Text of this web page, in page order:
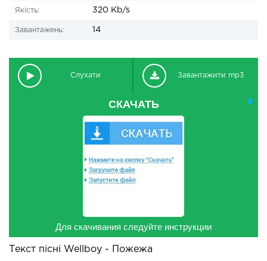
Якість: 320 Kb/s
Завантажень: 14
Слухати Завантажити mp3
СКАЧАТЬ
Для скачивания следуйте инструкции
Текст пісні Wellboy - Пожежа